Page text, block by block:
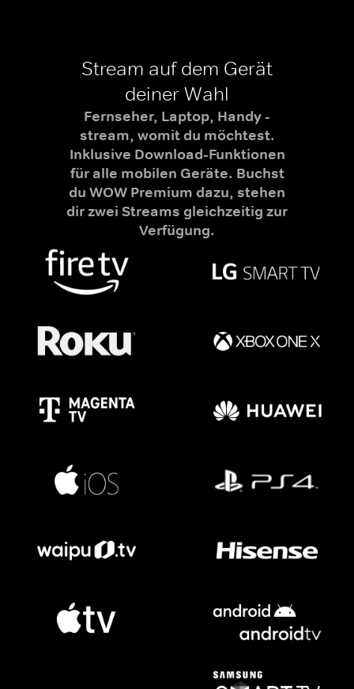
Stream auf dem Gerät
deiner Wahl
Fernseher, Laptop, Handy -
stream, womit du möchtest.
Inklusive Download-Funktionen
für alle mobilen Geräte. Buchst
du WOW Premium dazu, stehen
dir zwei Streams gleichzeitig zur
Verfügung.